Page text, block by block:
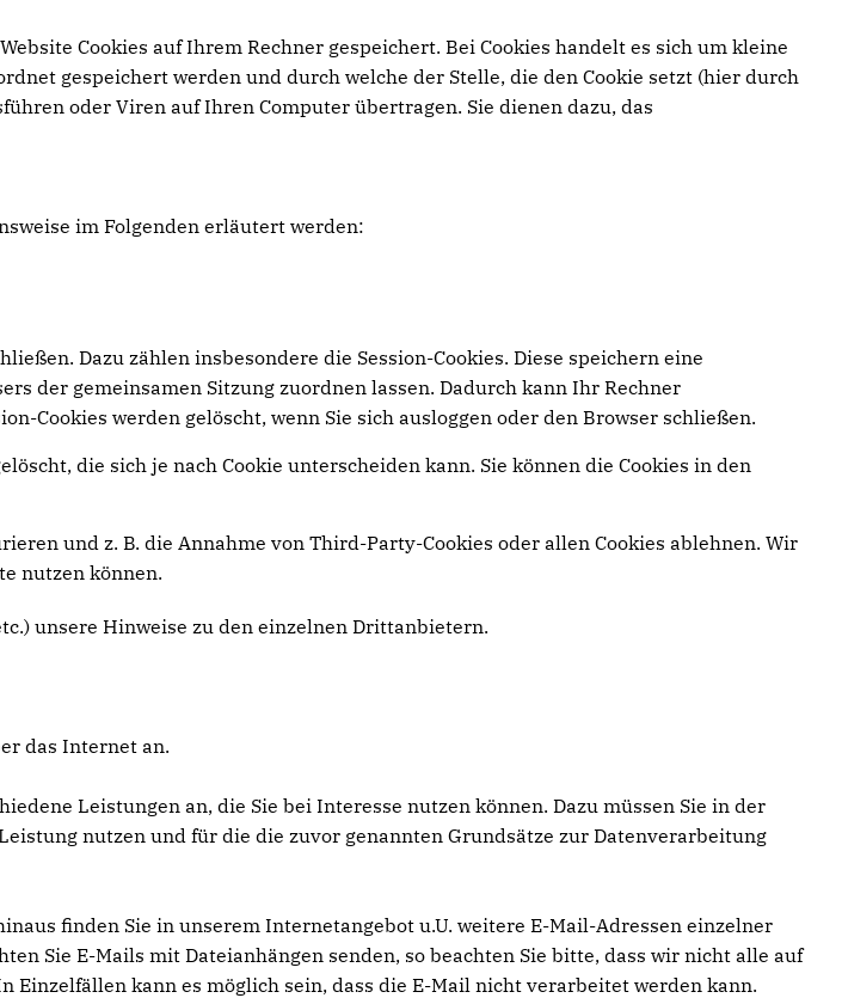
Cookies auf Ihrem Rechner gespeichert. Bei Cookies handelt es sich um kleine
gespeichert werden und durch welche der Stelle, die den Cookie setzt (hier durch
oder Viren auf Ihren Computer übertragen. Sie dienen dazu, das
im Folgenden erläutert werden:
Dazu zählen insbesondere die Session-Cookies. Diese speichern eine
der gemeinsamen Sitzung zuordnen lassen. Dadurch kann Ihr Rechner
Cookies werden gelöscht, wenn Sie sich ausloggen oder den Browser schließen.
die sich je nach Cookie unterscheiden kann. Sie können die Cookies in den
und z. B. die Annahme von Third-Party-Cookies oder allen Cookies ablehnen. Wir
nutzen können.
unsere Hinweise zu den einzelnen Drittanbietern.
das Internet an.
Leistungen an, die Sie bei Interesse nutzen können. Dazu müssen Sie in der
nutzen und für die die zuvor genannten Grundsätze zur Datenverarbeitung
finden Sie in unserem Internetangebot u.U. weitere E-Mail-Adressen einzelner
Sie E-Mails mit Dateianhängen senden, so beachten Sie bitte, dass wir nicht alle auf
kann es möglich sein, dass die E-Mail nicht verarbeitet werden kann.